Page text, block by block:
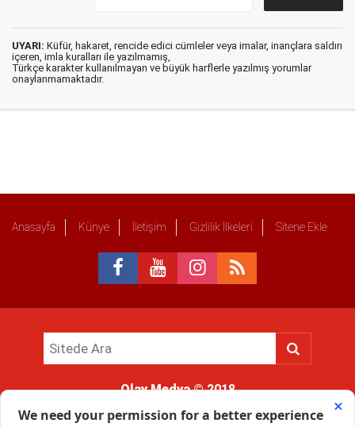
UYARI: Küfür, hakaret, rencide edici cümleler veya imalar, inançlara saldırı
içeren, imla kuralları ile yazılmamış,
Türkçe karakter kullanılmayan ve büyük harflerle yazılmış yorumlar
onaylanmamaktadır.
Anasayfa Künye İletişim Gizlilik İlkeleri Sitene Ekle
Olay Medya© 2018
kullanımı hukuki yaptırıma tabidir.